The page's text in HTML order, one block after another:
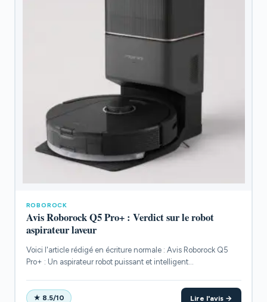
ROBOROCK
Avis Roborock Q5 Pro+ : Verdict sur le robot
aspirateur laveur
Voici l'article rédigé en écriture normale : Avis Roborock Q5
Pro+ : Un aspirateur robot puissant et intelligent...
★ 8.5/10 Lire l'avis →